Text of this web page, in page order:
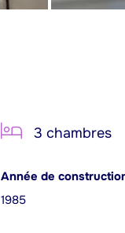
3 chambres
Année de
1985